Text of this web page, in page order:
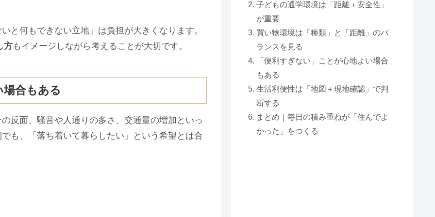
何もできない立地」は負担が大きくなります。
方もイメージしながら考えることが大切です。
合もある
面、騒音や人通りの多さ、交通量の増加といっ
も、「落ち着いて暮らしたい」という希望とは合
子どもの通学環境は「距離＋安全性」
が重要
買い物環境は「種類」と「距離」のバ
ランスを見る
「便利すぎない」ことが心地よい場合
もある
生活利便性は「地図＋現地確認」で判
断する
まとめ｜毎日の積み重ねが「住んでよ
かった」をつくる